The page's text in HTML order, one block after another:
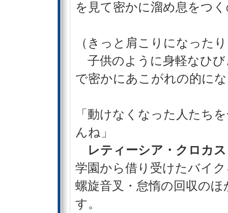
を見て密かに溜め息をつ
（きっと肩こりになった
子供のように身軽なひび
で密かにあこがれの的に
「動けなくなった人たち
んね」
レティーシア・クロカ
学園から借り受けたバイ
螺旋音叉・怠惰の回収の
す。